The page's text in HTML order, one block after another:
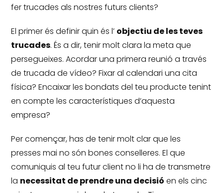
fer trucades als nostres futurs clients?
El primer és definir quin és l’ objectiu de les teves
trucades.És a dir, tenir molt clara la meta que
persegueixes.Acordar una primera reunió a través
de trucada de vídeo?Fixar al calendari una cita
física?Encaixar les bondats del teu producte tenint
en compte les característiques d’aquesta
empresa?
Per començar, has de tenir molt clar que les
presses mai no són bones conselleres.El que
comuniquis al teu futur client no li ha de transmetre
la necessitat de prendre una decisió en els cinc